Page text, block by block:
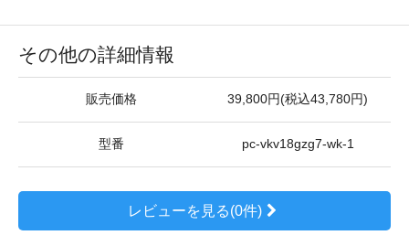
その他の詳細情報
販売価格 39,800円(税込43,780円)
型番 pc-vkv18gzg7-wk-1
レビューを見る(0件)